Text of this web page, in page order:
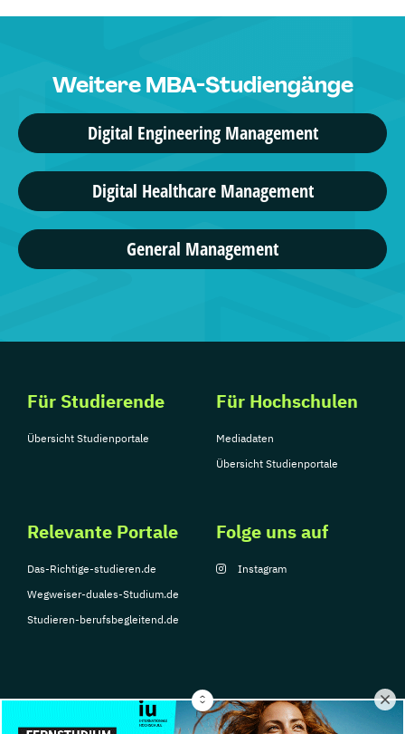
Weitere MBA-Studiengänge
Digital Engineering Management
Digital Healthcare Management
General Management
Für Studierende
Übersicht Studienportale
Für Hochschulen
Mediadaten
Übersicht Studienportale
Relevante Portale
Das-Richtige-studieren.de
Wegweiser-duales-Studium.de
Studieren-berufsbegleitend.de
Folge uns auf
Instagram